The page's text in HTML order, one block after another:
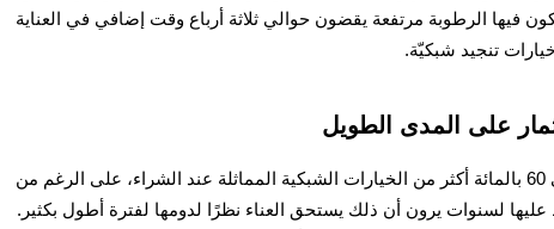
فيها الرطوبة مرتفعة يقضون حوالي ثلاثة أرباع وقت إضافي في العناية
تنجيد شبكيّة.
على المدى الطويل
عادةً ما تتراوح تكاليف كراسي الجلد بين 40 إلى 60 بالمائة أكثر من الخيارات الشبكية المماثلة عند الشراء، على الرغم من
لسنوات يرون أن ذلك يستحق العناء نظرًا لدومها لفترة أطول بكثير.